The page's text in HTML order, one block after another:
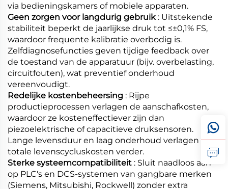
via bedieningskamers of mobiele apparaten.
Geen zorgen voor langdurig gebruik : Uitstekende
stabiliteit beperkt de jaarlijkse druk tot ≤±0,1% FS,
waardoor frequente kalibratie overbodig is.
Zelfdiagnosefuncties geven tijdige feedback over
de toestand van de apparatuur (bijv. overbelasting,
circuitfouten), wat preventief onderhoud
vereenvoudigt.
Redelijke kostenbeheersing : Rijpe
productieprocessen verlagen de aanschafkosten,
waardoor ze kosteneffectiever zijn dan
piezoelektrische of capacitieve druksensoren.
Lange levensduur en laag onderhoud verlagen de
totale levenscycluskosten verder.
Sterke systeemcompatibiliteit : Sluit naadloos aan
op PLC's en DCS-systemen van gangbare merken
(Siemens, Mitsubishi, Rockwell) zonder extra